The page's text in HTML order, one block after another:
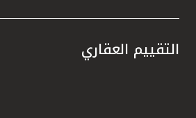
التقييم العقاري